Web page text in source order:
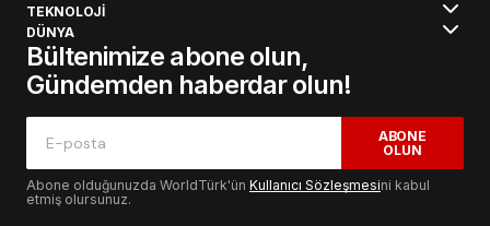
TEKNOLOJİ
DÜNYA
Bültenimize abone olun,
Gündemden haberdar olun!
ABONE
OLUN
Abone olduğunuzda WorldTürk'ün Kullanıcı Sözleşmesini kabul
etmiş olursunuz.